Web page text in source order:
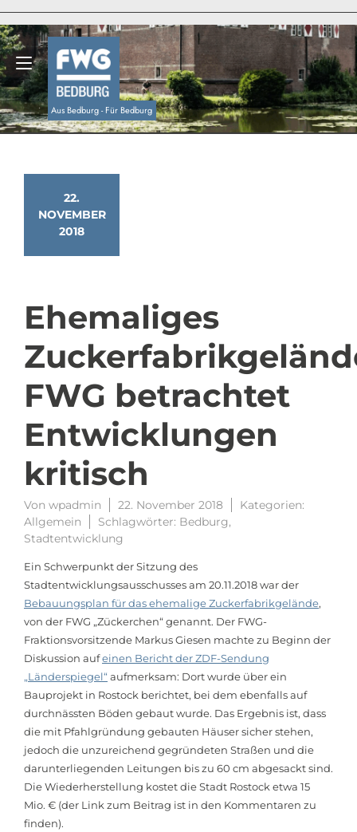
springen
Aus Bedburg - Für Bedburg
Navigation umschalten
22.
NOVEMBER
2018
Ehemaliges
FWG betrachtet
Entwicklungen
kritisch
Von wpadmin 22. November 2018
Kategorien:
Allgemein
Schlagwörter: Bedburg,
Stadtentwicklung
Ein Schwerpunkt der Sitzung des
Stadtentwicklungsausschusses am 20.11.2018 war der
Bebauungsplan für das ehemalige Zuckerfabrikgelände,
von der FWG „Zückerchen“ genannt. Der FWG-
Fraktionsvorsitzende Markus Giesen machte zu Beginn der
Diskussion aufeinen Bericht der ZDF-Sendung
„Länderspiegel“ aufmerksam: Dort wurde über ein
Bauprojekt in Rostock berichtet, bei dem ebenfalls auf
durchnässten Böden gebaut wurde. Das Ergebnis ist, dass
die mit Pfahlgründung gebauten Häuser sicher stehen,
jedoch die unzureichend gegründeten Straßen und die
darunterliegenden Leitungen bis zu 60 cm abgesackt sind.
Die Wiederherstellung kostet die Stadt Rostock etwa 15
Mio. € (der Link zum Beitrag ist in den Kommentaren zu
finden).